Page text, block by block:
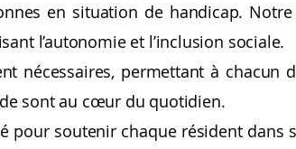
en situation de handicap.
l’autonomie et l’inclusion sociale.
nécessaires, permettant à chacun
sont au cœur du quotidien.
pour soutenir chaque résident dans